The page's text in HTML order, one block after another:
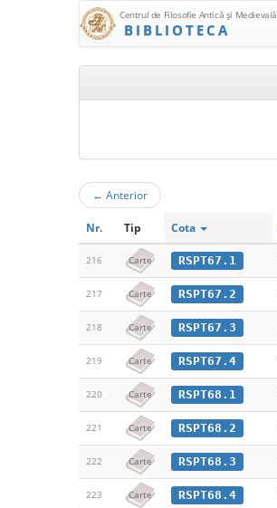
Centrul de Filosofie Antică şi Medievală
BIBLIOTECA
← Anterior
Nr. Tip Cota
216 Carte RSPT67.1
217 Carte RSPT67.2
218 Carte RSPT67.3
219 Carte RSPT67.4
220 Carte RSPT68.1
221 Carte RSPT68.2
222 Carte RSPT68.3
223 Carte RSPT68.4